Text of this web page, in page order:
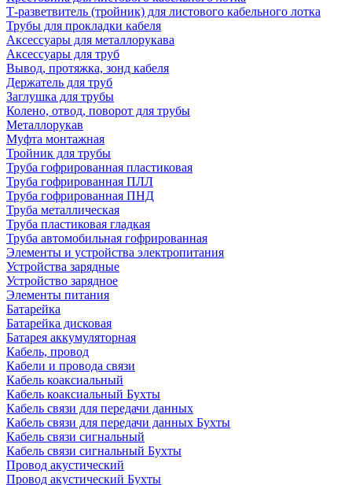
Т-разветвитель (тройник) для листового кабельного лотка
Трубы для прокладки кабеля
Аксессуары для металлорукава
Аксессуары для труб
Вывод, протяжка, зонд кабеля
Держатель для труб
Заглушка для трубы
Колено, отвод, поворот для трубы
Металлорукав
Муфта монтажная
Тройник для трубы
Труба гофрированная пластиковая
Труба гофрированная ПЛЛ
Труба гофрированная ПНД
Труба металлическая
Труба пластиковая гладкая
Труба автомобильная гофрированная
Элементы и устройства электропитания
Устройства зарядные
Устройство зарядное
Элементы питания
Батарейка
Батарейка дисковая
Батарея аккумуляторная
Кабель, провод
Кабели и провода связи
Кабель коаксиальный
Кабель коаксиальный Бухты
Кабель связи для передачи данных
Кабель связи для передачи данных Бухты
Кабель связи сигнальный
Кабель связи сигнальный Бухты
Провод акустический
Провод акустический Бухты